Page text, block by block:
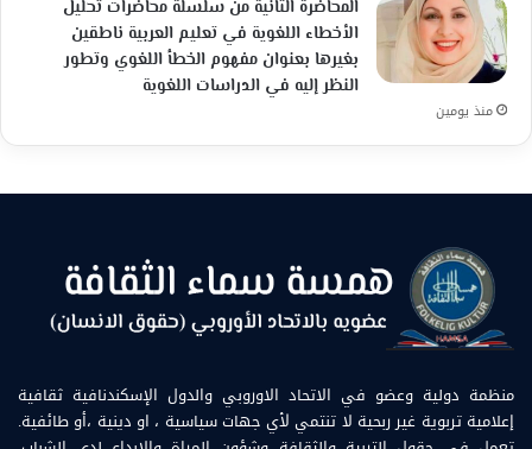
المحاضرة الثانية من سلسلة محاضرات تحليل
الأخطاء اللغوية في تعليم العربية ناطقين
بغيرها بعنوان مفهوم الخطأ اللغوي وتطور
النظر إليه في الدراسات اللغوية
منذ يومين
منظمة دولية وعضو في الاتحاد الاوروبي والدول الإسكندنافية ثقافية
إعلامية تربوية غير ربحية لا تنتمي لأي جهات سياسية ، او دينية ،أو طائفية.